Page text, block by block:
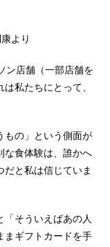
より
ン店舗（一部店舗を
私たちにとって、
もの」という側面が
な食体験は、誰かへ
と私は信じていま
「そういえばあの人
まギフトカードを手